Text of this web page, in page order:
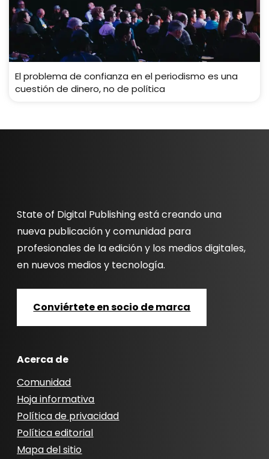
El problema de confianza en el periodismo es una
cuestión de dinero, no de política
State of Digital Publishing está creando una
nueva publicación y comunidad para
profesionales de la edición y los medios digitales,
en nuevos medios y tecnología.
Conviértete en socio de marca
Acerca de
Comunidad
Hoja informativa
Política de privacidad
Política editorial
Mapa del sitio